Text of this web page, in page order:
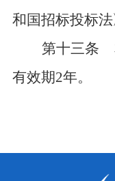
和国招标投标法
第十三条
有效期2年。